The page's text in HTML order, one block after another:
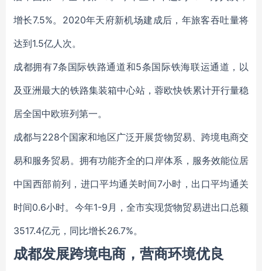
增长7.5%。2020年天府新机场建成后，年旅客吞吐量将
达到1.5亿人次。
成都拥有7条国际铁路通道和5条国际铁海联运通道，以
及亚洲最大的铁路集装箱中心站，蓉欧快铁累计开行量稳
居全国中欧班列第一。
成都与228个国家和地区广泛开展货物贸易、跨境电商交
易和服务贸易。拥有功能齐全的口岸体系，服务效能位居
中国西部前列，进口平均通关时间7小时，出口平均通关
时间0.6小时。今年1-9月，全市实现货物贸易进出口总额
3517.4亿元，同比增长26.7%。
成都发展跨境电商，营商环境优良